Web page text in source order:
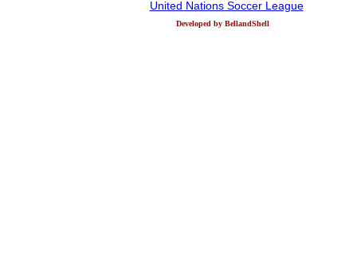
United Nations Soccer League
Developed by BellandShell